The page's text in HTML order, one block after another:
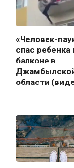
«Человек-
спас ребенка
балконе в
области